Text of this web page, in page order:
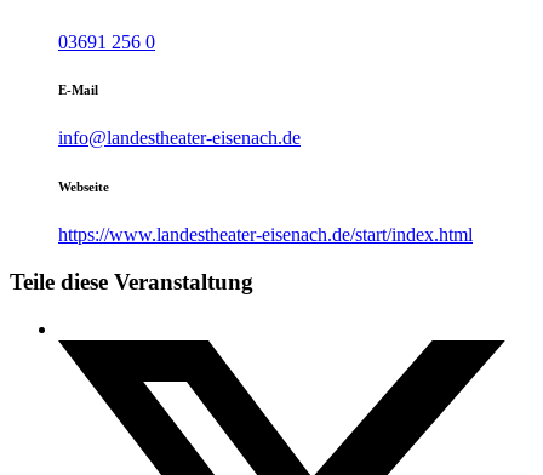
03691 256 0
E-Mail
info@landestheater-eisenach.de
Webseite
https://www.landestheater-eisenach.de/start/index.html
Teile diese Veranstaltung